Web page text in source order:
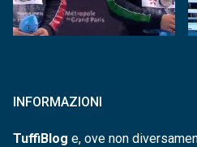
INFORMAZIONI
TuffiBlog e, ove non